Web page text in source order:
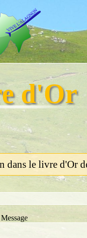
d'Or
dans le livre d'Or
Message